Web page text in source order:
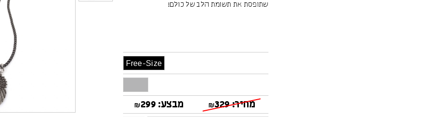
שתופסת את תשומת הלב של כולם!
Free-Size
מחיר: ₪329 מבצע: ₪299